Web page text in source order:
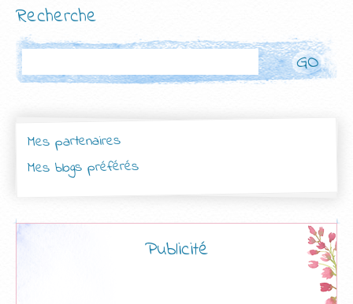
Recherche
Mes partenaires
Mes blogs préférés
Publicité